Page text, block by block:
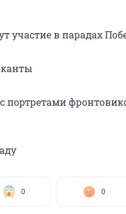
участие в парадах
портретами
0 0